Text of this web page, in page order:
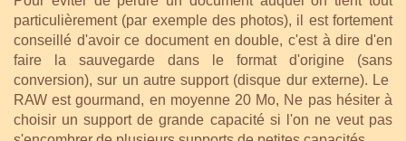
particulièrement (par exemple des photos), il est fortement
conseillé d'avoir ce document en double, c'est à dire d'en
faire la sauvegarde dans le format d'origine (sans
conversion), sur un autre support (disque dur externe). Le
RAW est gourmand, en moyenne 20 Mo, Ne pas hésiter à
choisir un support de grande capacité si l'on ne veut pas